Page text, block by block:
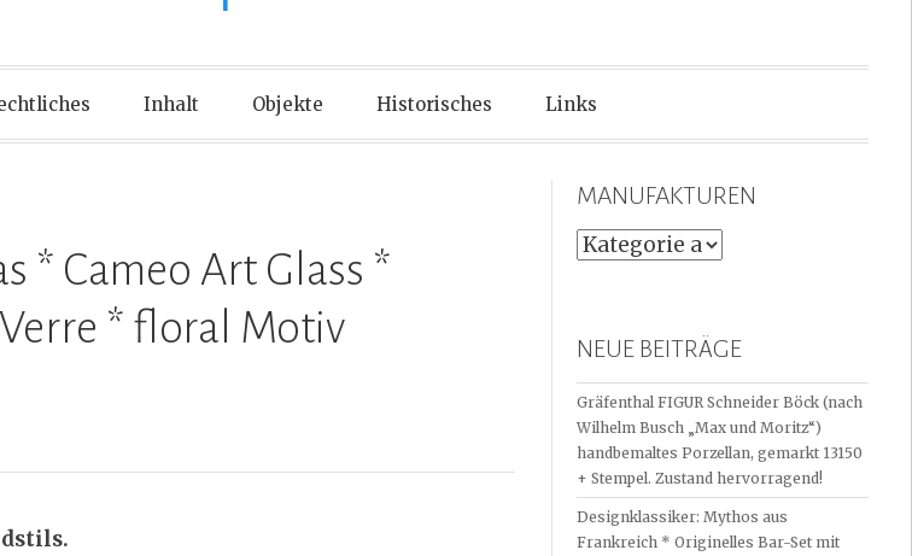
Inhalt Objekte Historisches Links
* Cameo Art Glass *
Verre * floral Motiv
MANUFAKTUREN
NEUE BEITRÄGE
Gräfenthal FIGUR Schneider Böck (nach
Wilhelm Busch „Max und Moritz“)
handbemaltes Porzellan, gemarkt 13150
+ Stempel. Zustand hervorragend!
Designklassiker: Mythos aus
Frankreich * Originelles Bar-Set mit